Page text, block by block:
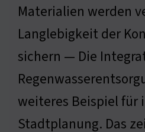
Materialien werden
Langlebigkeit der
sichern — Die
weiteres Beispiel
Stadtplanung. Das